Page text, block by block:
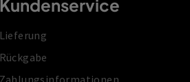
Kundenservice
Lieferung
Rückgabe
Zahlungsinformationen